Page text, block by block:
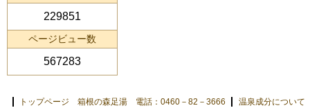
229851
ページビュー数
567283
トップページ 箱根の森足湯 電話：0460－82－3666
温泉成分について